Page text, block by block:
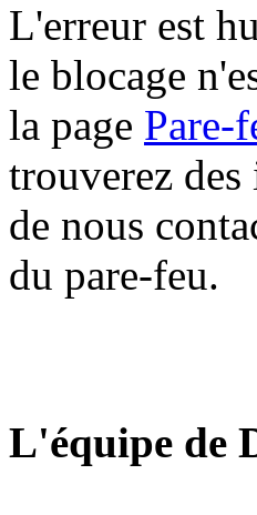
L'erreur est
le blocage
la page Pare-
trouverez
de nous
du pare-feu.
L'équipe de